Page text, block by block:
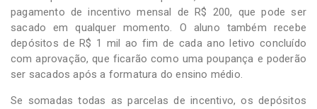
pagamento de incentivo mensal de R$ 200, que pode ser
sacado em qualquer momento. O aluno também recebe
depósitos de R$ 1 mil ao fim de cada ano letivo concluído
com aprovação, que ficarão como uma poupança e poderão
ser sacados após a formatura do ensino médio.
Se somadas todas as parcelas de incentivo, os depósitos